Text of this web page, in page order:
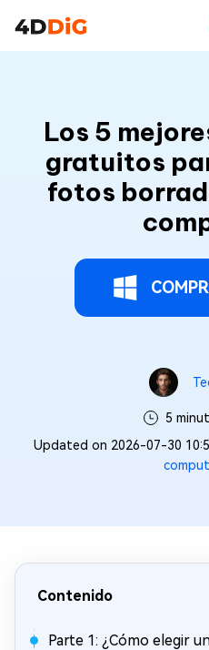
Los 5
gratuitos
fotos
5
Updated on 2026-07-30
Contenido
Parte 1: ¿Cómo elegir